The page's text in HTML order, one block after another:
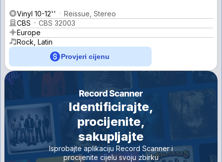
Vinyl 10-12''
Reissue, Stereo
CBS
CBS 32003
Europe
Rock, Latin
Provjeri cijenu
Identificirajte,
procijenite,
sakupljajte
Isprobajte aplikaciju Record Scanner i
procijenite cijelu svoju zbirku